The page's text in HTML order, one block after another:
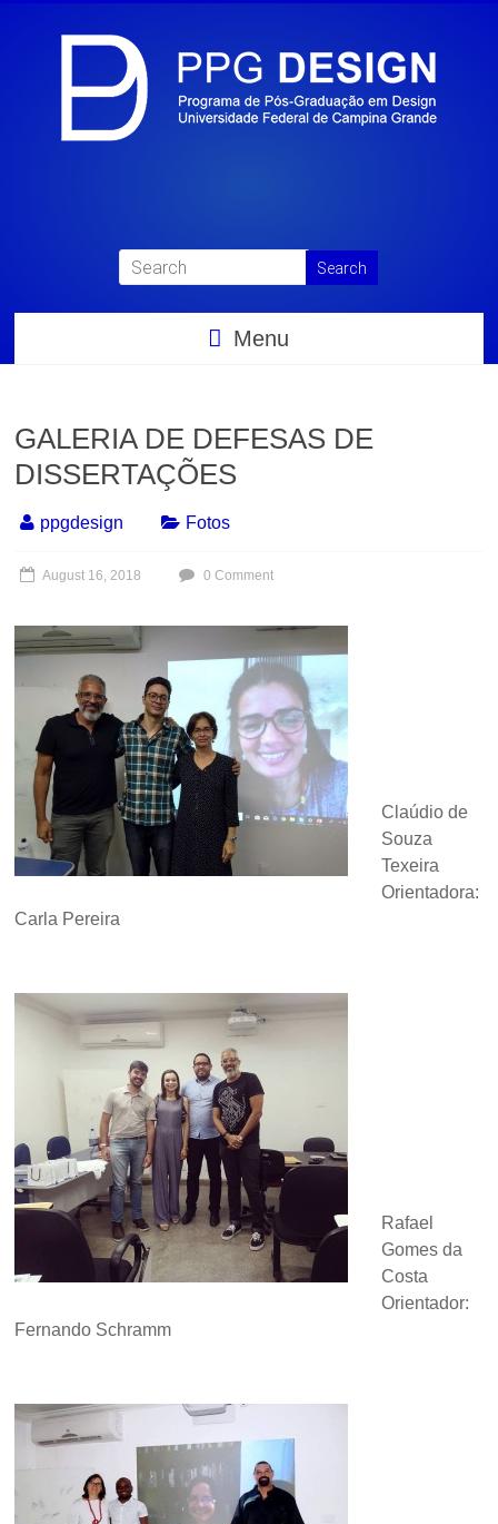
Menu
GALERIA DE DEFESAS DE
DISSERTAÇÕES
ppgdesign Fotos
August 16, 2018 0 Comment
Claúdio de
Souza
Texeira
Orientadora:
Carla Pereira
Rafael
Gomes da
Costa
Orientador:
Fernando Schramm